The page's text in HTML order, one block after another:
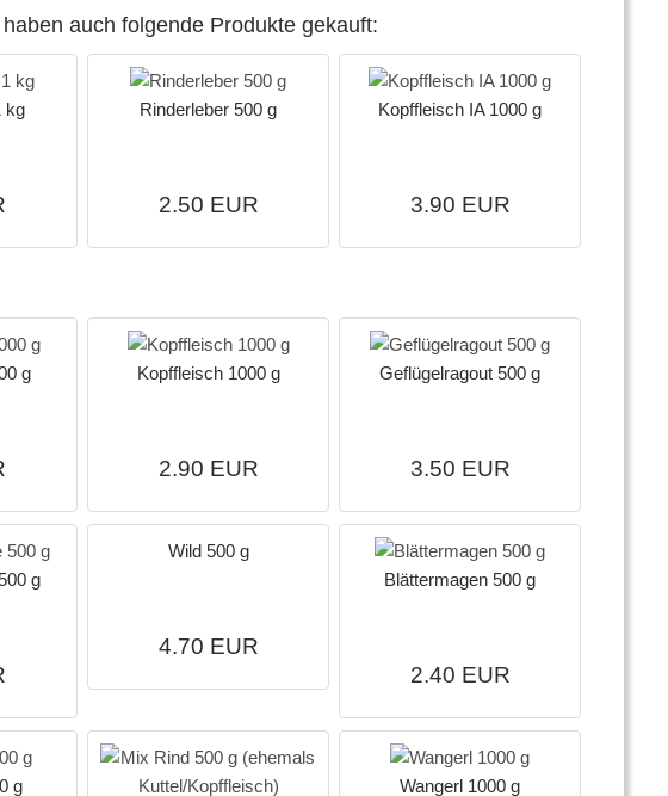
auch folgende Produkte gekauft:
kg Rinderleber 500 g
2.50 EUR
Kopffleisch IA 1000 g
3.90 EUR
g Kopffleisch 1000 g
2.90 EUR
Geflügelragout 500 g
3.50 EUR
g
Wild 500 g
4.70 EUR
Blättermagen 500 g
2.40 EUR
g Wangerl 1000 g